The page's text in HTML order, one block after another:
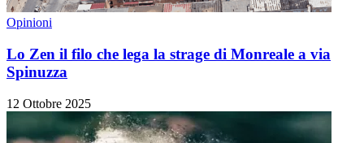
Opinioni
Lo Zen il filo che lega la strage di Monreale a via
Spinuzza
12 Ottobre 2025